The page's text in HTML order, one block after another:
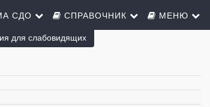
СДО СПРАВОЧНИК
МЕНЮ
для слабовидящих